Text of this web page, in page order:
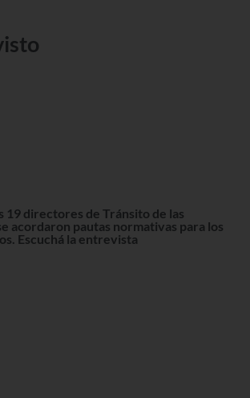
19 directores de Tránsito de las
acordaron pautas normativas para los
Escuchá la entrevista